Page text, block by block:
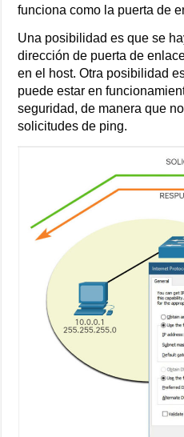
funciona como la puerta de
Una posibilidad es que se
dirección de puerta de
en el host. Otra posibilidad
puede estar en
seguridad, de manera que
solicitudes de ping.